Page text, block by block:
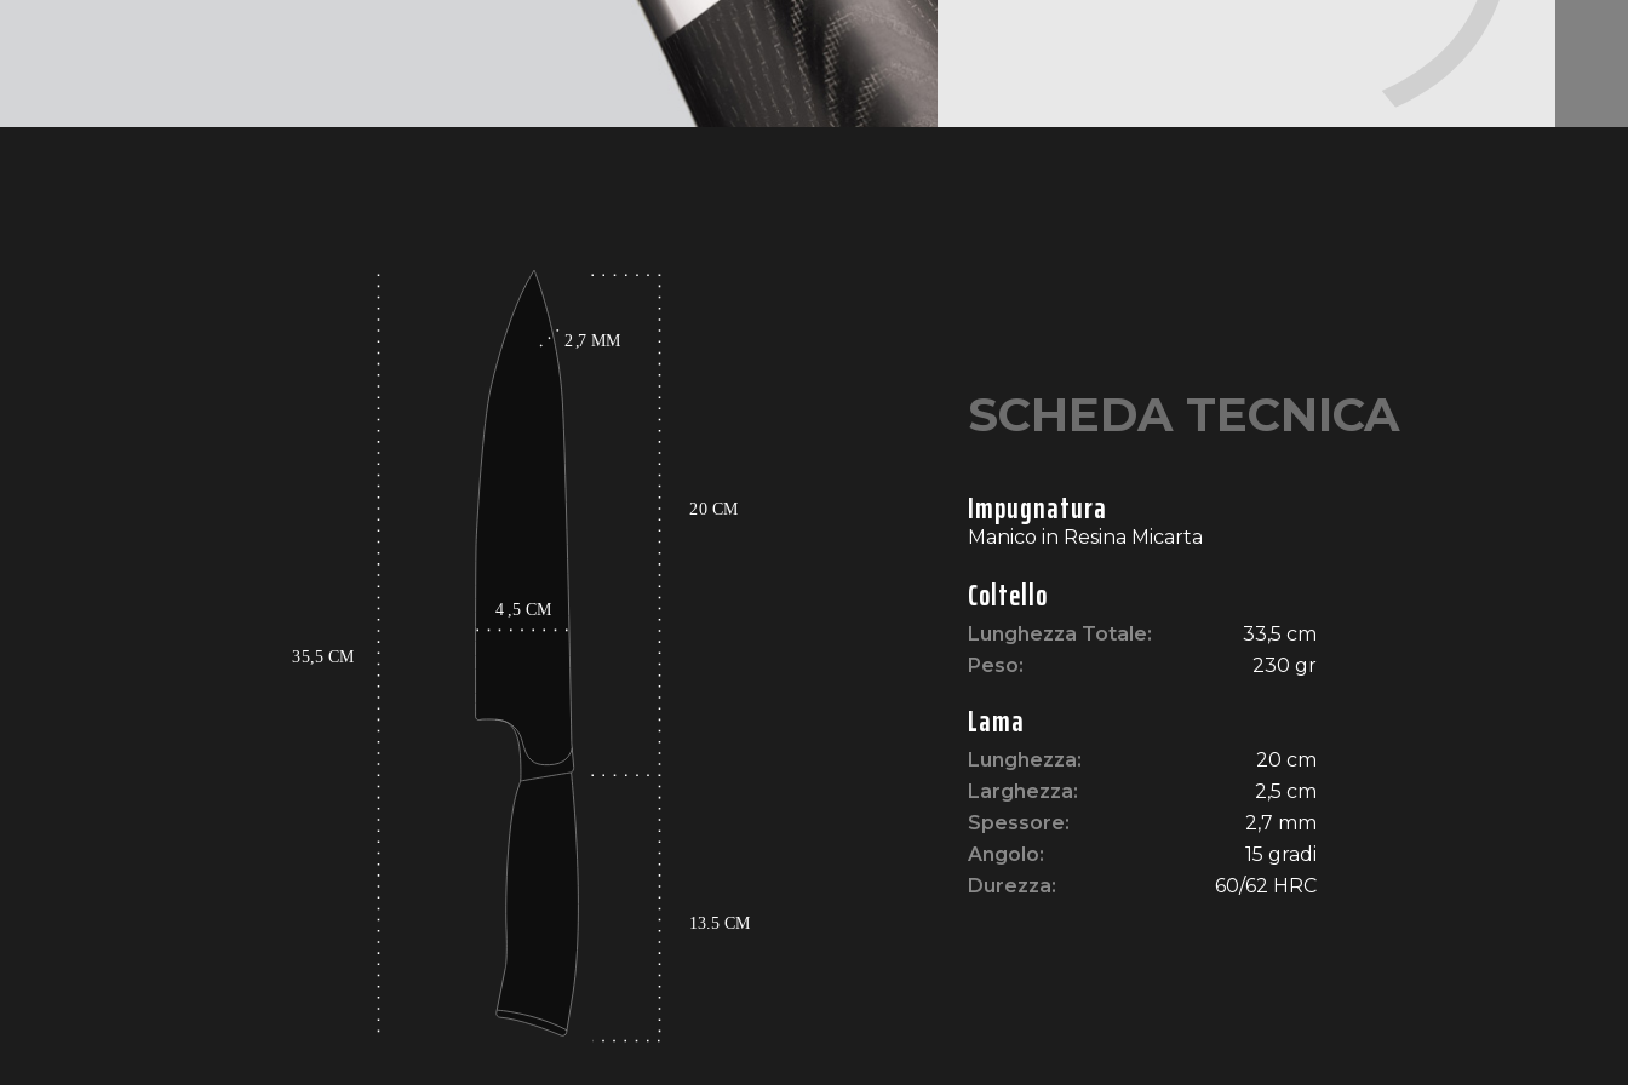
SCHEDA TECNICA
Impugnatura
Manico in Resina Micarta
Coltello
Lunghezza Totale:
33,5 cm
Peso:
230 gr
Lama
Lunghezza:
20 cm
Larghezza:
2,5 cm
Spessore:
2,7 mm
Angolo:
15 gradi
Durezza:
60/62 HRC